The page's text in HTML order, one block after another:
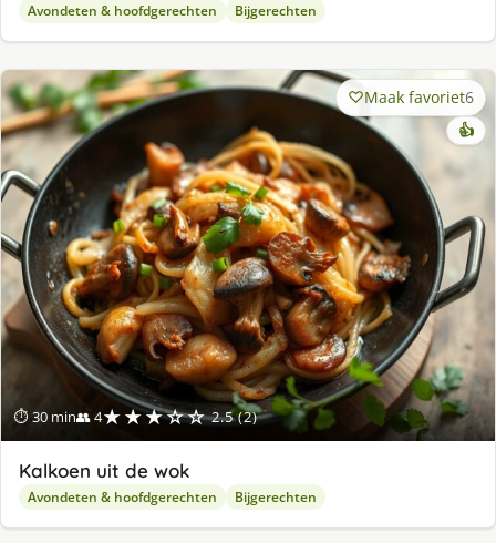
Avondeten & hoofdgerechten Bijgerechten
⏱ 30 min👥 4★★★☆☆ 2.5 (2)
Maak favoriet6
👍
Kalkoen uit de wok
Avondeten & hoofdgerechten Bijgerechten